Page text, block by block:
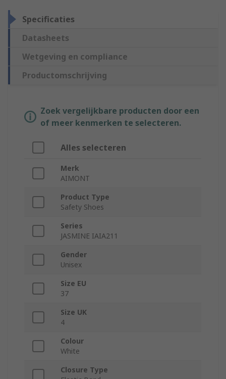
Specificaties
Datasheets
Wetgeving en compliance
Productomschrijving
Zoek vergelijkbare producten door een
of meer kenmerken te selecteren.
Alles selecteren
Merk
AIMONT
Product Type
Safety Shoes
Series
JASMINE IAIA211
Gender
Unisex
Size EU
37
Size UK
4
Colour
White
Closure Type